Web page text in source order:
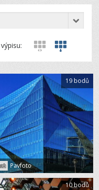
Pavfoto
19 bodů
10 bodů